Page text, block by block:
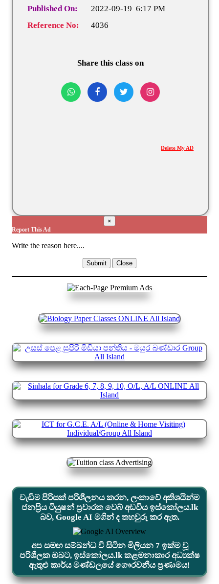
Published On:
2022-09-19 6:17 PM
Reference No:
4036
Share this class on
Delete My AD
×
Report This Ad
Write the reason here....
Submit Close
වැඩිම පිරිසක් පරිශීලනය කරන, ලංකාවේ අතිශයින්ම
ජනප්‍රිය ටියුෂන් ප්‍රචාරක වෙබ් අඩවිය ඉස්කෝලය.lk
බව, Google AI මගින් ද තහවුරු කර ඇත.
අප සමඟ සම්බන්ධ වී සිටින මිලියන 7 ඉක්ම වූ
පරිශීලක ඔබට, ඉස්කෝලය.lk කළමනාකාර අධ්‍යක්ෂ
ඇතුළු කාර්ය මණ්ඩලයේ ගෞරවනීය ප්‍රණාමය!